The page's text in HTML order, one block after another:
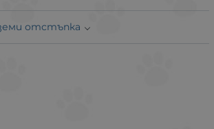
отстъпка